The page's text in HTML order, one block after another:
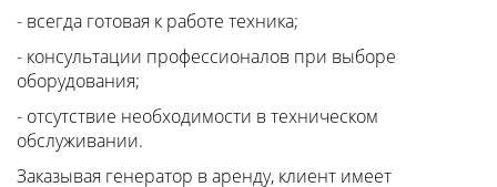
- всегда готовая к работе техника;
- консультации профессионалов при выборе
оборудования;
- отсутствие необходимости в техническом
обслуживании.
Заказывая генератор в аренду, клиент имеет